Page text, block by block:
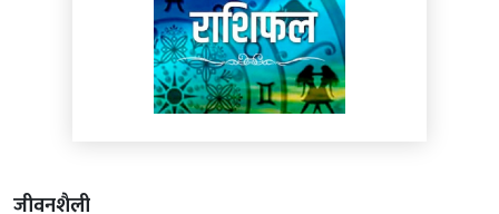
जीवनशैली